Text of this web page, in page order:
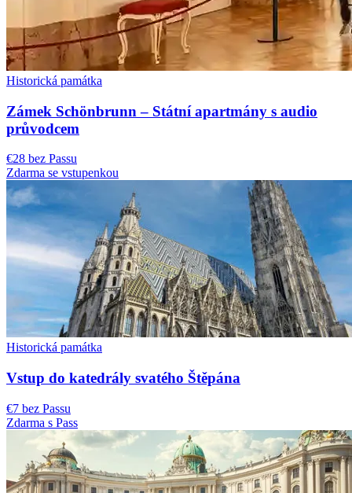
Historická památka
Zámek Schönbrunn – Státní apartmány s audio
průvodcem
€28 bez Passu
Zdarma se vstupenkou
Historická památka
Vstup do katedrály svatého Štěpána
€7 bez Passu
Zdarma s Pass